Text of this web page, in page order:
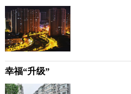
幸福“升级”